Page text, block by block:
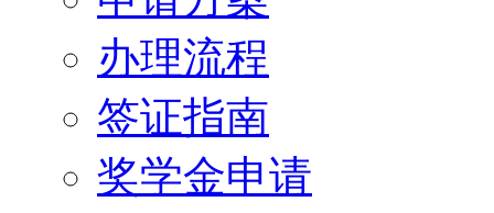
办理流程
签证指南
奖学金申请